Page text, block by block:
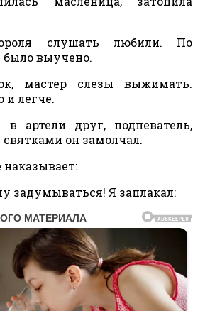
слушать любили. По
выучено.
мастер слезы выжимать.
и легче.
артели друг, подпеватель,
он замолчал.
наказывает:
задумываться! Я заплакал: